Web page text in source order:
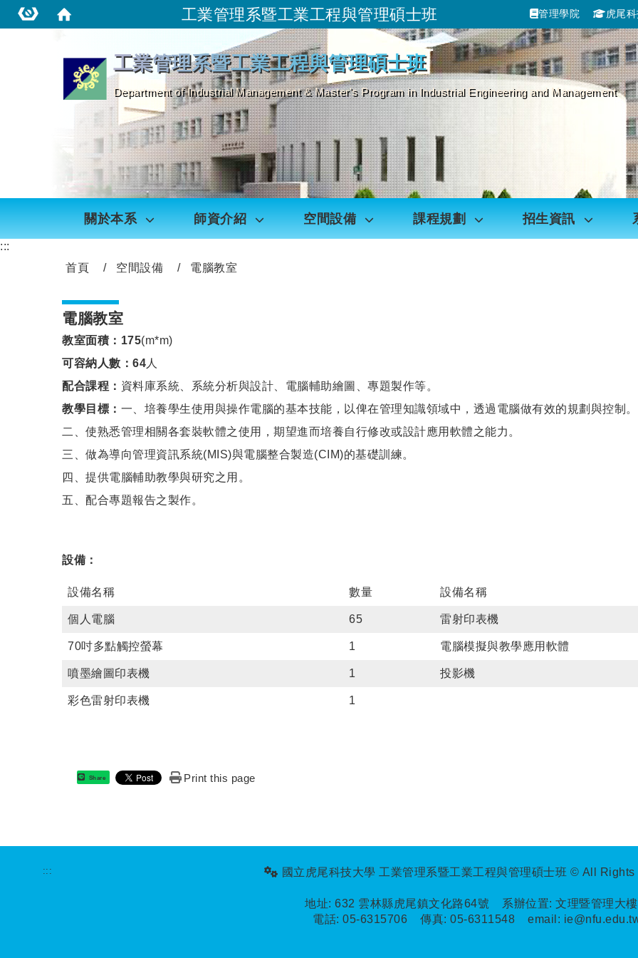
工業管理系暨工業工程與管理碩士班 管理學院 虎尾
跳到主要內容
工業管理系暨工業工程與管理碩士班
Department of Industrial Management & Master's Program in Industrial Engineering and Management
關於本系 師資介紹 空間設備 課程規劃 招生資訊
:::
首頁
空間設備 電腦教室
電腦教室
教室面積：175(m*m)
可容納人數：64 人
配合課程： 資料庫系統、系統分析與設計、電腦輔助繪圖、專題製作等。
教學目標： 一、培養學生使用與操作電腦的基本技能，以俾在管理知識領域中，透過電腦做有效的規劃與控制。
二、使熟悉管理相關各套裝軟體之使用，期望進而培養自行修改或設計應用軟體之能力。
三、做為導向管理資訊系統(MIS)與電腦整合製造(CIM)的基礎訓練。
四、提供電腦輔助教學與研究之用。
五、配合專題報告之製作。
設備：
設備名稱 數量 設備名稱
個人電腦 65 雷射印表機
70吋多點觸控螢幕 1 電腦模擬與教學應用軟體
噴墨繪圖印表機 1 投影機
彩色雷射印表機 1
Share Print this page
::: 國立虎尾科技大學 工業管理系暨工業工程與管理碩士班 © All
地址:632 雲林縣虎尾鎮文化路64號 系辦位置: 文理暨管理大
電話:05-6315706 傳真:05-6311548 email: